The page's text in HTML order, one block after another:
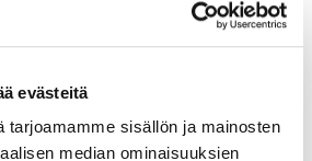
evästeitä
tarjoamamme sisällön ja mainosten
median ominaisuuksien